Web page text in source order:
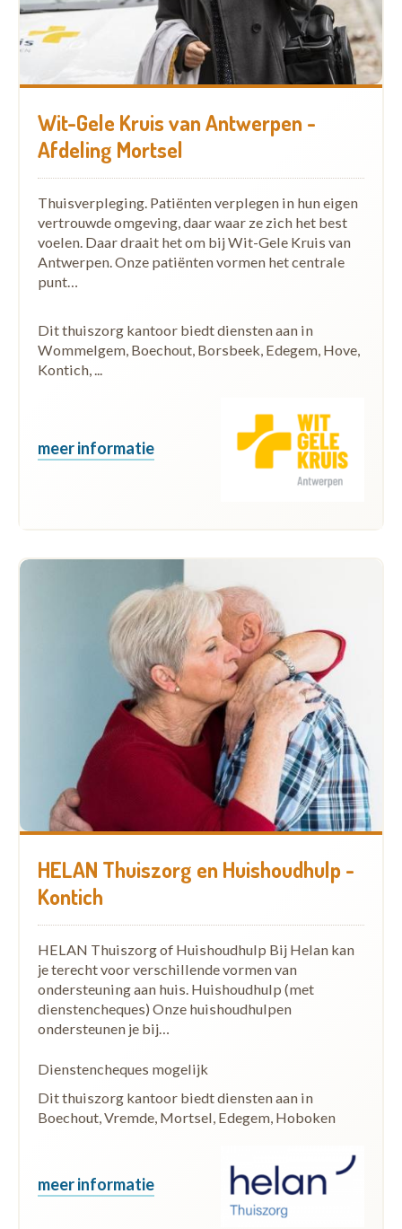
Wit-Gele Kruis van Antwerpen -
Afdeling Mortsel
Thuisverpleging. Patiënten verplegen in hun eigen
vertrouwde omgeving, daar waar ze zich het best
voelen. Daar draait het om bij Wit-Gele Kruis van
Antwerpen. Onze patiënten vormen het centrale
punt…
Dit thuiszorg kantoor biedt diensten aan in
Wommelgem, Boechout, Borsbeek, Edegem, Hove,
Kontich, ...
meer informatie
HELAN Thuiszorg en Huishoudhulp -
Kontich
HELAN Thuiszorg of Huishoudhulp Bij Helan kan
je terecht voor verschillende vormen van
ondersteuning aan huis. Huishoudhulp (met
dienstencheques) Onze huishoudhulpen
ondersteunen je bij…
Dienstencheques mogelijk
Dit thuiszorg kantoor biedt diensten aan in
Boechout, Vremde, Mortsel, Edegem, Hoboken
meer informatie